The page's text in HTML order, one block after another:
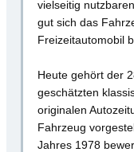
vielseitig
gut sich das
Freizeitautomobil
Heute gehört der
geschätzten
originalen
Fahrzeug
Jahres 1978